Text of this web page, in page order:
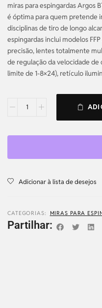
miras para espingardas Argos
é óptima para quem pretende
disciplinas de tiro de longo
espingardas inclui modelos
precisão, lentes totalmente
de regulação da velocidade
limite de 1-8×24), retículo
Adicionar à lista de desejos
CATEGORIAS: MIRAS PARA
Partilhar: